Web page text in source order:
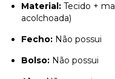
Material: Tecido +
acolchoada)
Fecho: Não possui
Bolso: Não possui